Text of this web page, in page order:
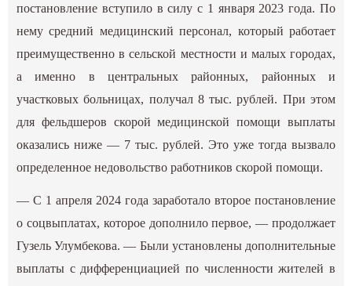
постановление вступило в силу с 1 января 2023 года. По
нему средний медицинский персонал, который работает
преимущественно в сельской местности и малых городах,
а именно в центральных районных, районных и
участковых больницах, получал 8 тыс. рублей. При этом
для фельдшеров скорой медицинской помощи выплаты
оказались ниже — 7 тыс. рублей. Это уже тогда вызвало
определенное недовольство работников скорой помощи.
— С 1 апреля 2024 года заработало второе постановление
о соцвыплатах, которое дополнило первое, — продолжает
Гузель Улумбекова. — Были установлены дополнительные
выплаты с дифференциацией по численности жителей в